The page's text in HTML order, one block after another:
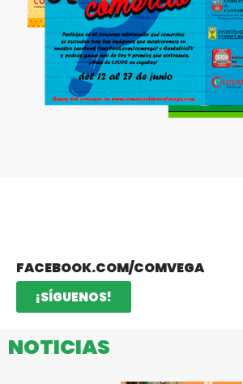
FACEBOOK.COM/COMVEGA
¡SÍGUENOS!
NOTICIAS